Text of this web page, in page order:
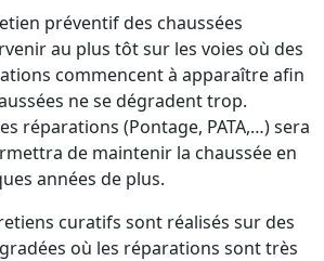
préventif des chaussées
au plus tôt sur les voies où des
commencent à apparaître afin
ne se dégradent trop.
réparations (Pontage, PATA,…) sera
de maintenir la chaussée en
années de plus.
curatifs sont réalisés sur des
où les réparations sont très